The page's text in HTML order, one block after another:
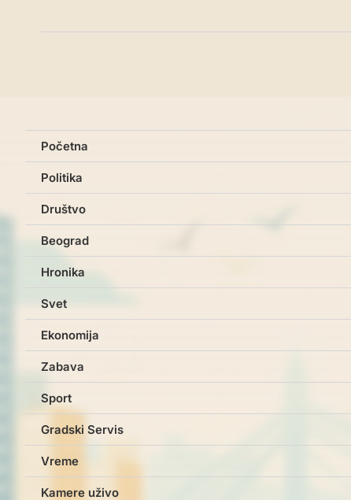
Početna
Politika
Društvo
Beograd
Hronika
Svet
Ekonomija
Zabava
Sport
Gradski Servis
Vreme
Kamere uživo